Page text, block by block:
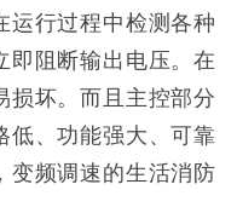
运行过程中检测各种
即阻断输出电压。在
损坏。而且主控部分
低、功能强大、可靠
变频调速的生活消防